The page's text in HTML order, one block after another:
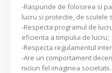
-Raspunde de folosirea si
lucru si protectie, de sculele
-Respecta programul de
eficienta a timpului de lucru;
-Respecta regulamentul
-Are un comportament
niciun fel imaginea societatii.